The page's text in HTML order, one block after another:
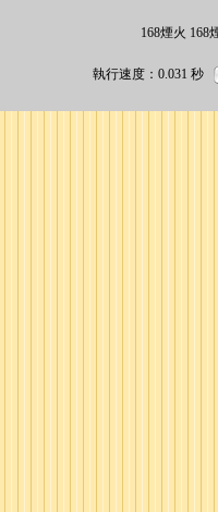
168煙火 168
執行速度 ：0.031 秒